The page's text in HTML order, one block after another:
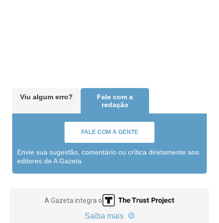
Viu algum erro?
Fale com a
redação
FALE COM A GENTE
Envie sua sugestão, comentário ou crítica diretamente aos
editores de A Gazeta
A Gazeta integra o
Saiba mais